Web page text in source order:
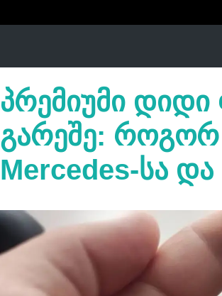
პრემიუმი დიდი
გარეშე: როგორ
Mercedes-სა და